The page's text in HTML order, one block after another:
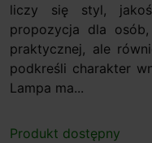
liczy się styl,
propozycja dla
praktycznej, ale
podkreśli charakter
Lampa ma...
Produkt dostępny